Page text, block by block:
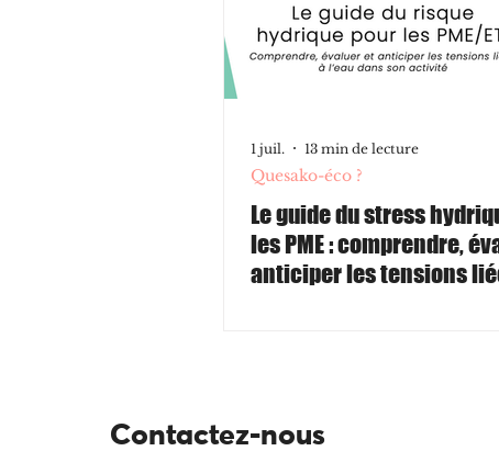
1 juil. 13 min de lecture
Quesako-éco ?
Le guide du stress
les PME : comprendre,
anticiper les tensions
Contactez-nous